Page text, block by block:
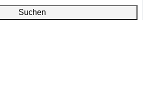
Suchen